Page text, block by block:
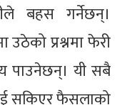
बहस गर्नेछन्।
प्रश्नमा फेरी
यी सबै
सकिएर फैसलाको